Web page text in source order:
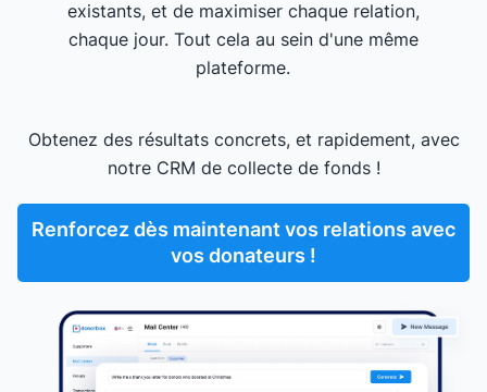
existants, et de maximiser chaque relation,
chaque jour. Tout cela au sein d'une même
plateforme.
Obtenez des résultats concrets, et rapidement, avec
notre CRM de collecte de fonds !
Renforcez dès maintenant vos relations avec
vos donateurs !